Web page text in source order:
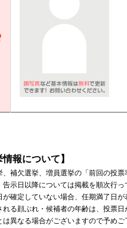
情報について】
補欠選挙、増員選挙の「前回の投票
示日以降については掲載を順次行っ
確定していない場合、任期満了日が
る顔ぶれ・候補者の年齢は、投票
は異なる場合がございますので予めご